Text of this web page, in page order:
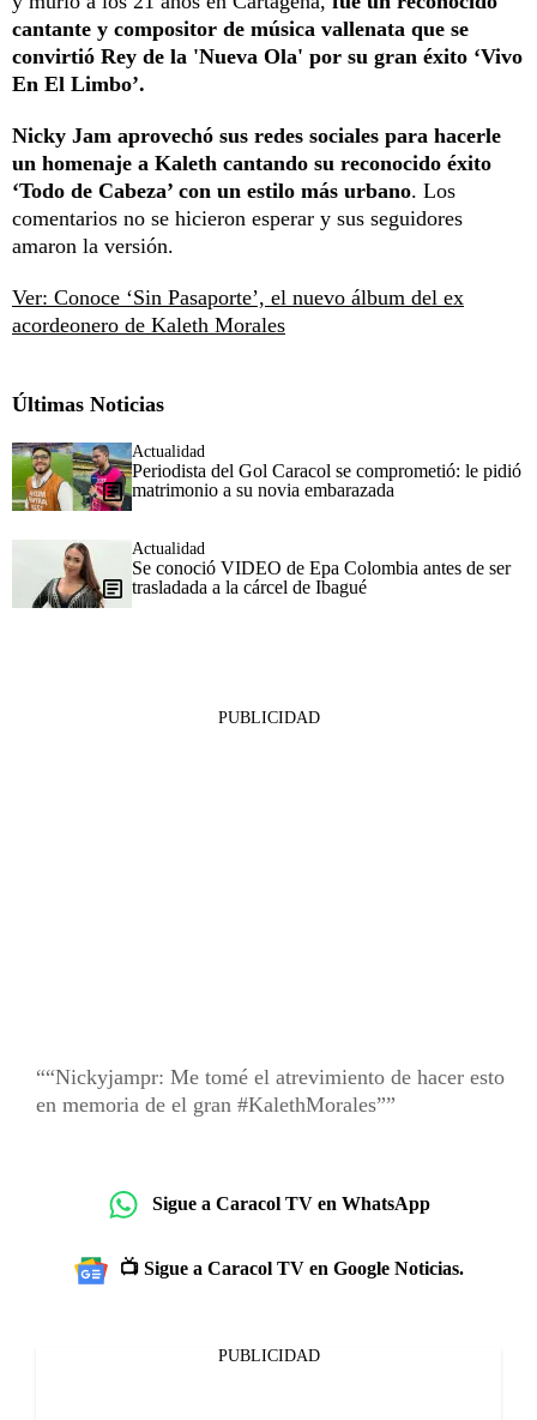
cantante y compositor de música vallenata que se
convirtió Rey de la 'Nueva Ola' por su gran éxito ‘Vivo
En El Limbo’.
Nicky Jam aprovechó sus redes sociales para hacerle
un homenaje a Kaleth cantando su reconocido éxito
‘Todo de Cabeza’ con un estilo más urbano. Los
comentarios no se hicieron esperar y sus seguidores
amaron la versión.
Ver: Conoce ‘Sin Pasaporte’, el nuevo álbum del ex
acordeonero de Kaleth Morales
Últimas Noticias
Actualidad
Periodista del Gol Caracol se comprometió: le pidió
matrimonio a su novia embarazada
Actualidad
Se conoció VIDEO de Epa Colombia antes de ser
trasladada a la cárcel de Ibagué
PUBLICIDAD
“Nickyjampr: Me tomé el atrevimiento de hacer esto
en memoria de el gran #KalethMorales”
Sigue a Caracol TV en WhatsApp
📺 Sigue a Caracol TV en Google Noticias.
PUBLICIDAD